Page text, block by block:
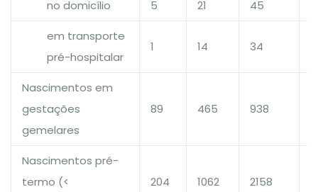
no domicílio 5 21 45
em transporte
pré-hospitalar
1 14 34
Nascimentos em
gestações
gemelares
89 465 938
Nascimentos pré-
termo (<
204 1062 2158